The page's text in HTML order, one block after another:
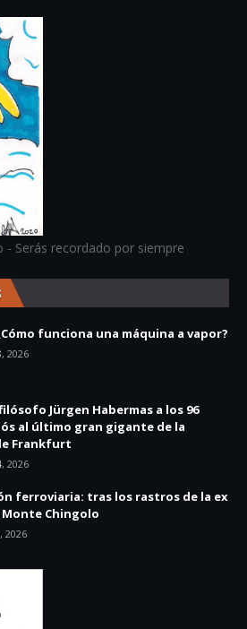
- Serás recordado por siempre
funciona una máquina a vapor?
2026
Jürgen Habermas a los 96
al último gran gigante de la
Frankfurt
2026
ferroviaria: tras los rastros de la ex
Chingolo
2026